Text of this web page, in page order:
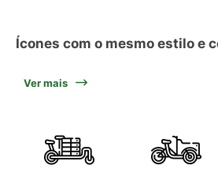
Ícones com o mesmo estilo e
Ver mais